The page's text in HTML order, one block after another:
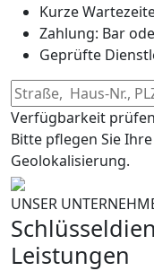
Kurze
Zahlung: Bar
Geprüfte
Verfügbarkeit prüfen
Bitte pflegen Sie
Geolokalisierung.
UNSER
Leistungen